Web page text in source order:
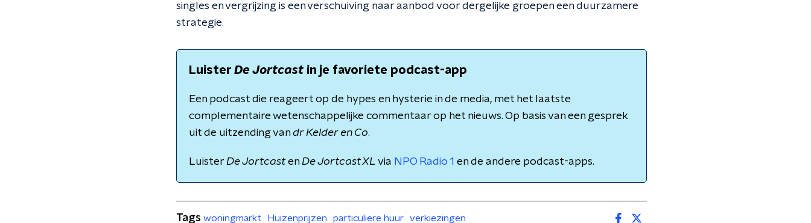
singles en vergrijzing is een verschuiving naar aanbod voor dergelijke groepen een duurzamere
strategie.
Luister De Jortcast in je favoriete podcast-app
Een podcast die reageert op de hypes en hysterie in de media, met het laatste
complementaire wetenschappelijke commentaar op het nieuws. Op basis van een gesprek
uit de uitzending vandr Kelder en Co.
LuisterDe JortcastenDe Jortcast XL via NPO Radio 1 en de andere podcast-apps.
Tags woningmarkt Huizenprijzen particuliere huur verkiezingen